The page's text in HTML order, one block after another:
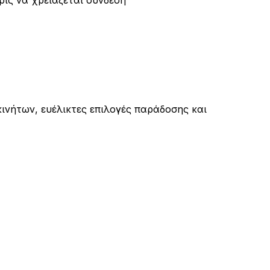
ευέλικτες επιλογές παράδοσης και